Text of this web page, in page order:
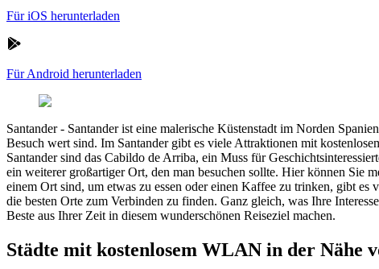
Für iOS herunterladen
Für Android herunterladen
Santander- Santander ist eine malerische Küstenstadt im Norden
Besuch wert sind. Im Santander gibt es viele Attraktionen mit
Santander sind das Cabildo de Arriba, ein Muss für
ein weiterer großartiger Ort, den man besuchen sollte. Hier können Sie
einem Ort sind, um etwas zu essen oder einen Kaffee zu trinken, gibt
die besten Orte zum Verbinden zu finden. Ganz gleich, was Ihre
Beste aus Ihrer Zeit in diesem wunderschönen Reiseziel machen.
Städte mit kostenlosem WLAN in der Nähe